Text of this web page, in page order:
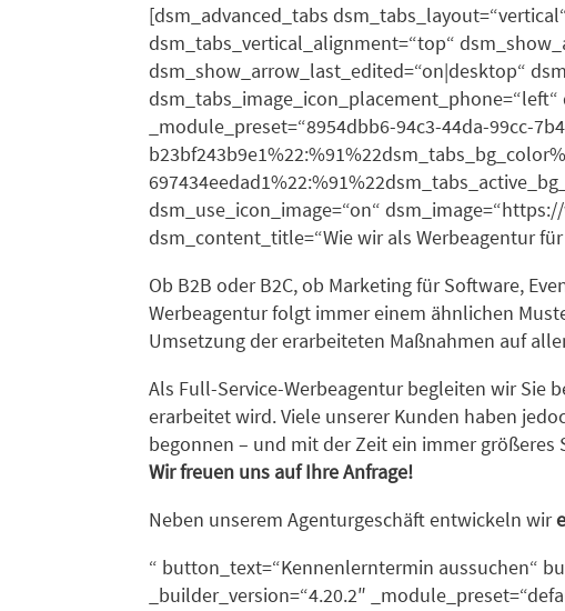
[dsm_advanced_tabs
dsm_tabs_vertical_alignment=“top“
dsm_show_arrow_last_edited=“on|desktop“
_module_preset=“8954dbb6-94c3-44da-99cc-
dsm_use_icon_image=“on“
dsm_content_title=“Wie wir als Werbeagentur
Ob B2B oder B2C, ob Marketing für Software,
Werbeagentur folgt immer einem ähnlichen
Umsetzung der erarbeiteten Maßnahmen auf
Als Full-Service-Werbeagentur begleiten wir Sie
erarbeitet wird. Viele unserer Kunden haben
begonnen – und mit der Zeit ein immer
Wir freuen uns auf Ihre Anfrage!
Neben unserem Agenturgeschäft entwickeln wir
“ button_text=“Kennenlerntermin aussuchen“
_builder_version=“4.20.2″